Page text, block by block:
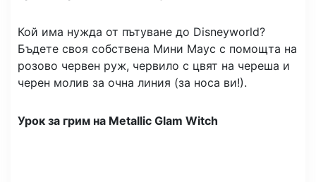
Кой има нужда от пътуване до Disneyworld?
Бъдете своя собствена Мини Маус с помощта на
розово червен руж, червило с цвят на череша и
черен молив за очна линия (за носа ви!).
Урок за грим на Metallic Glam Witch